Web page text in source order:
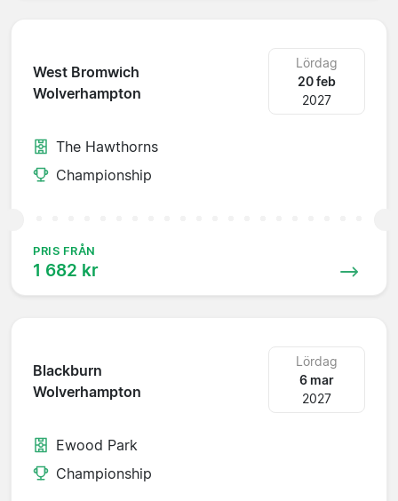
West Bromwich
Wolverhampton
Lördag
20 feb
2027
The Hawthorns
Championship
PRIS FRÅN
1 682 kr
Blackburn
Wolverhampton
Lördag
6 mar
2027
Ewood Park
Championship